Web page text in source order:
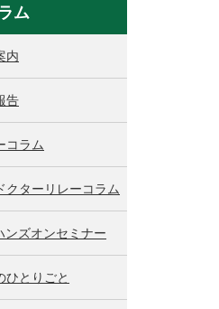
ム
内
告
コラム
クターリレーコラム
ンズオンセミナー
ひとりごと